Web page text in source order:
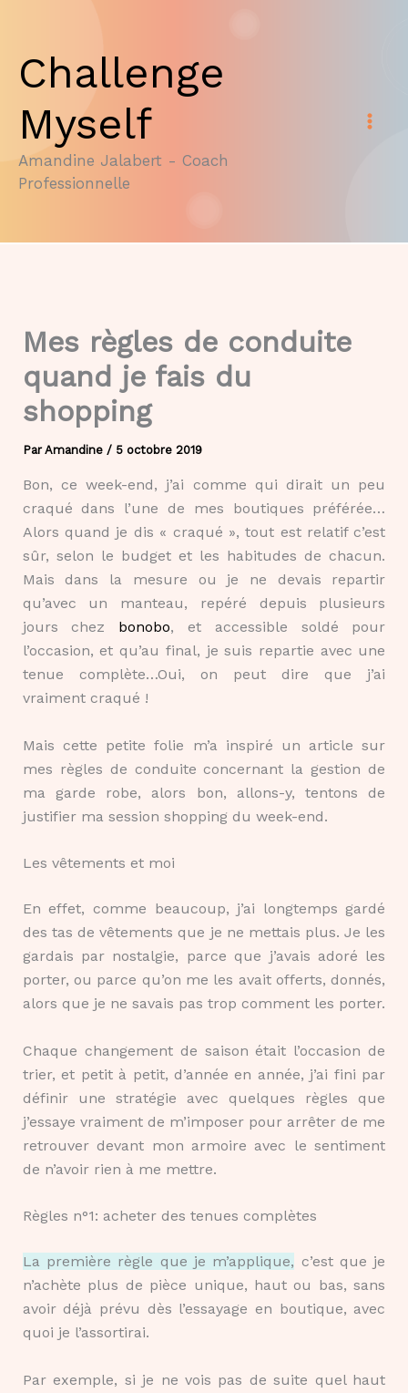
contenu
Challenge
Myself
Amandine Jalabert - Coach
Professionnelle
Mes règles de conduite
quand je fais du
shopping
ParAmandine / 5 octobre 2019
Bon, ce week-end, j’ai comme qui dirait un peu
craqué dans l’une de mes boutiques préférée…
Alors quand je dis « craqué », tout est relatif c’est
sûr, selon le budget et les habitudes de chacun.
Mais dans la mesure ou je ne devais repartir
qu’avec un manteau, repéré depuis plusieurs
jours chez bonobo, et accessible soldé pour
l’occasion, et qu’au final, je suis repartie avec une
tenue complète…Oui, on peut dire que j’ai
vraiment craqué !
Mais cette petite folie m’a inspiré un article sur
mes règles de conduite concernant la gestion de
ma garde robe, alors bon, allons-y, tentons de
justifier ma session shopping du week-end.
Les vêtements et moi
En effet, comme beaucoup, j’ai longtemps gardé
des tas de vêtements que je ne mettais plus. Je les
gardais par nostalgie, parce que j’avais adoré les
porter, ou parce qu’on me les avait offerts, donnés,
alors que je ne savais pas trop comment les porter.
Chaque changement de saison était l’occasion de
trier, et petit à petit, d’année en année, j’ai fini par
définir une stratégie avec quelques règles que
j’essaye vraiment de m’imposer pour arrêter de me
retrouver devant mon armoire avec le sentiment
de n’avoir rien à me mettre.
Règles n°1: acheter des tenues complètes
La première règle que je m’applique, c’est que je
n’achète plus de pièce unique, haut ou bas, sans
avoir déjà prévu dès l’essayage en boutique, avec
quoi je l’assortirai.
Par exemple, si je ne vois pas de suite quel haut